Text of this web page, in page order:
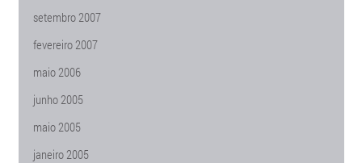
setembro 2007
fevereiro 2007
maio 2006
junho 2005
maio 2005
janeiro 2005